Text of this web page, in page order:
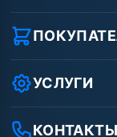
О компании
Реквизиты
Защита
Условия
Вакансии
Как заказать?
Оплата
Доставка
УСЛУГИ
Ремонт АВД
Сертификаты
КОНТАКТЫ